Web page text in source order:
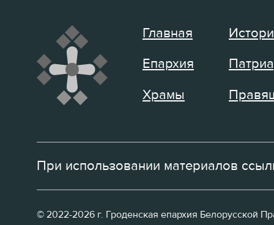
Главная
Епархия
Храмы
При использовании материалов
© 2022-2026 г. Гроденская епархия Белорусской